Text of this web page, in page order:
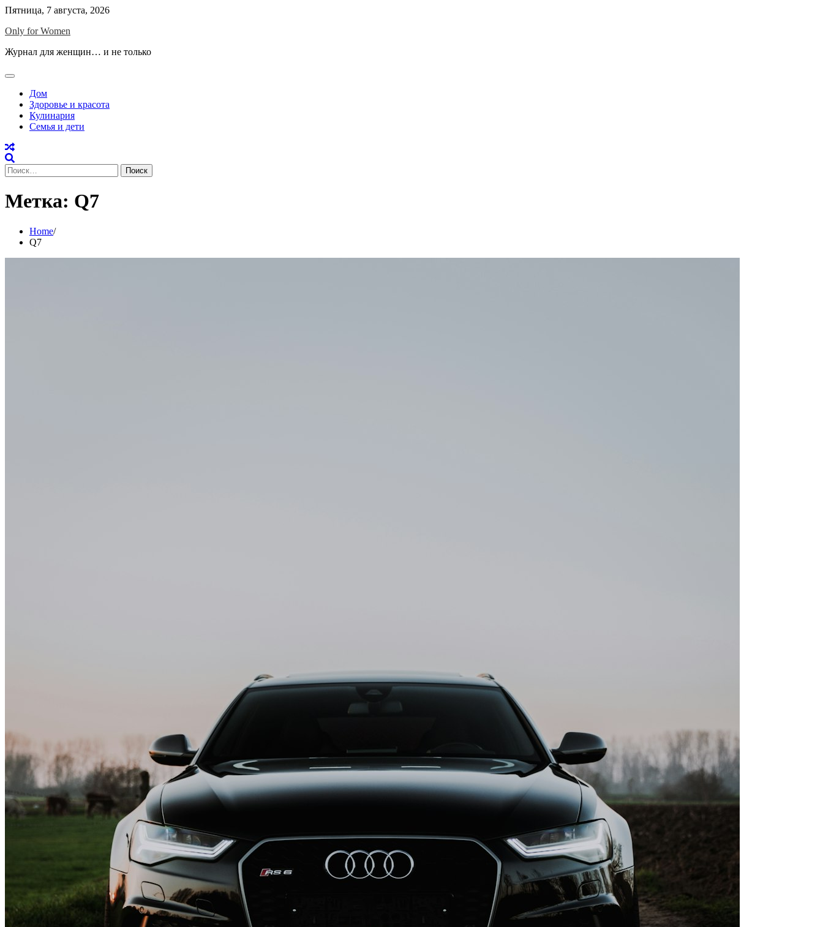
Skip
content
Пятница, 7 августа, 2026
Only for Women
Журнал для женщин… и не только
Дом
Здоровье и красота
Кулинария
Семья и дети
Найти:
Метка: Q7
Home
Q7